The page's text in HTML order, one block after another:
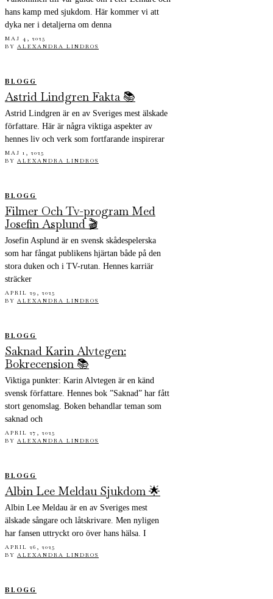
hans kamp med sjukdom. Här kommer vi att
dyka ner i detaljerna om denna
MAJ 4, 2025
BY ALEXANDRA LINDROS
BLOGG
Astrid Lindgren Fakta 📚
Astrid Lindgren är en av Sveriges mest älskade
författare. Här är några viktiga aspekter av
hennes liv och verk som fortfarande inspirerar
MAJ 1, 2025
BY ALEXANDRA LINDROS
BLOGG
Filmer Och Tv-program Med
Josefin Asplund 🎬
Josefin Asplund är en svensk skådespelerska
som har fångat publikens hjärtan både på den
stora duken och i TV-rutan. Hennes karriär
sträcker
APRIL 29, 2025
BY ALEXANDRA LINDROS
BLOGG
Saknad Karin Alvtegen:
Bokrecension 📚
Viktiga punkter: Karin Alvtegen är en känd
svensk författare. Hennes bok ”Saknad” har fått
stort genomslag. Boken behandlar teman som
saknad och
APRIL 27, 2025
BY ALEXANDRA LINDROS
BLOGG
Albin Lee Meldau Sjukdom 🌟
Albin Lee Meldau är en av Sveriges mest
älskade sångare och låtskrivare. Men nyligen
har fansen uttryckt oro över hans hälsa. I
APRIL 26, 2025
BY ALEXANDRA LINDROS
BLOGG